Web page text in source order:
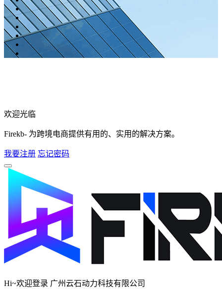
欢迎光临
Firekb- 为跨境电商提供有用的、实用的解决方案。
我要注册 忘记密码
Hi~欢迎登录 广州云石动力科技有限公司